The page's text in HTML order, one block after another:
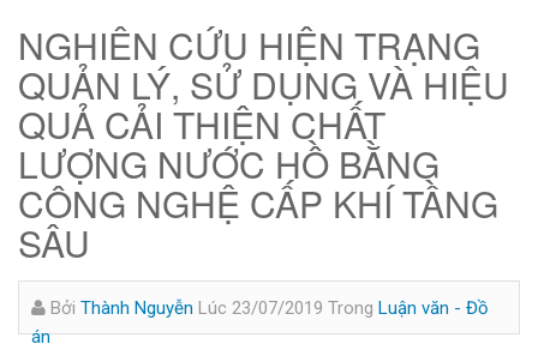
NGHIÊN CỨU HIỆN TRẠNG
QUẢN LÝ, SỬ DỤNG VÀ HIỆU
QUẢ CẢI THIỆN CHẤT
LƯỢNG NƯỚC HỒ BẰNG
CÔNG NGHỆ CẤP KHÍ TẦNG
SÂU
Bởi Thành Nguyễn Lúc 23/07/2019 Trong Luận văn - Đồ
án